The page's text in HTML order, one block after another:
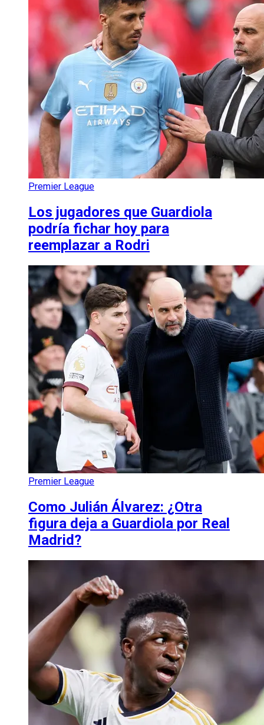
Premier League
Los jugadores que Guardiola
podría fichar hoy para
reemplazar a Rodri
Premier League
Como Julián Álvarez: ¿Otra
figura deja a Guardiola por Real
Madrid?